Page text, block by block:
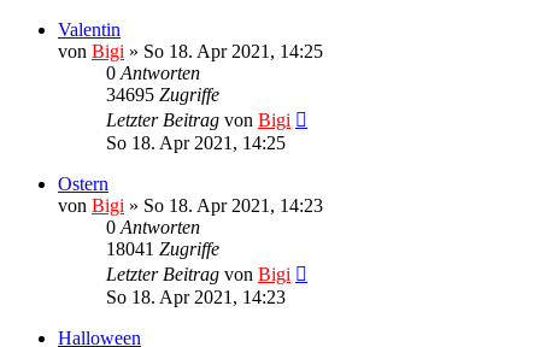
Valentin
von Bigi » So 18. Apr 2021, 14:25
0 Antworten
34695 Zugriffe
Letzter Beitrag von Bigi
So 18. Apr 2021, 14:25
Ostern
von Bigi » So 18. Apr 2021, 14:23
0 Antworten
18041 Zugriffe
Letzter Beitrag von Bigi
So 18. Apr 2021, 14:23
Halloween